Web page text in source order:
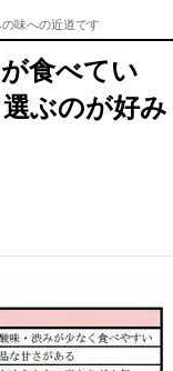
味への近道です
食べてい
ぶのが好み